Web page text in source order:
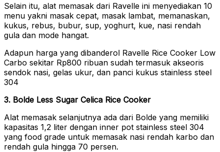
Selain itu, alat memasak dari Ravelle ini menyediakan 10
menu yakni masak cepat, masak lambat, memanaskan,
kukus, rebus, bubur, sup, yoghurt, kue, nasi rendah
gula dan mode hangat.
Adapun harga yang dibanderol Ravelle Rice Cooker Low
Carbo sekitar Rp800 ribuan sudah termasuk akseoris
sendok nasi, gelas ukur, dan panci kukus stainless steel
304
3. Bolde Less Sugar Celica Rice Cooker
Alat memasak selanjutnya ada dari Bolde yang memiliki
kapasitas 1,2 liter dengan inner pot stainless steel 304
yang food grade untuk memasak nasi rendah karbo dan
rendah gula hingga 70 persen.